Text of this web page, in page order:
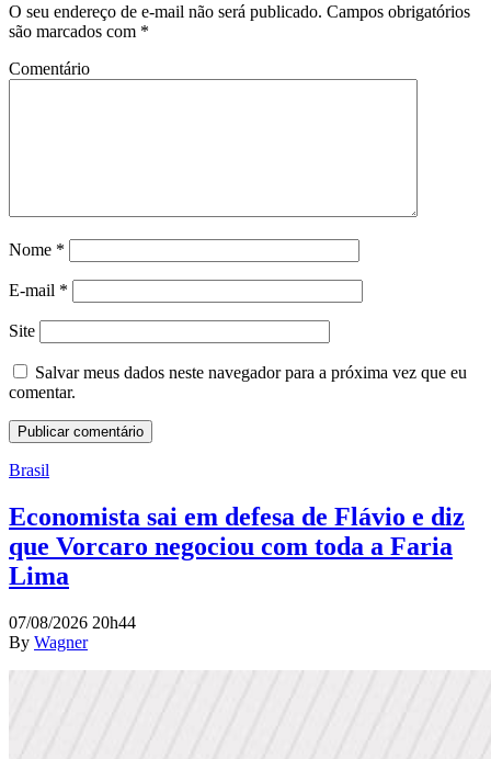
O seu endereço de e-mail não será publicado. Campos obrigatórios
são marcados com *
Comentário
Nome *
E-mail *
Site
Salvar meus dados neste navegador para a próxima vez que eu
comentar.
Brasil
Economista sai em defesa de Flávio e diz
que Vorcaro negociou com toda a Faria
Lima
07/08/2026 20h44
By Wagner